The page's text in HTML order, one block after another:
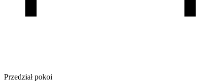
Przedział pokoi